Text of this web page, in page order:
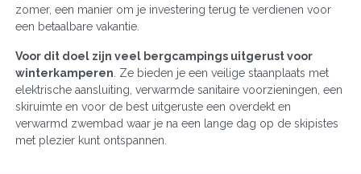
zomer, een manier om je investering terug te verdienen voor
een betaalbare vakantie.
Voor dit doel zijn veel bergcampings uitgerust voor
winterkamperen . Ze bieden je een veilige staanplaats met
elektrische aansluiting, verwarmde sanitaire voorzieningen, een
skiruimte en voor de best uitgeruste een overdekt en
verwarmd zwembad waar je na een lange dag op de skipistes
met plezier kunt ontspannen.